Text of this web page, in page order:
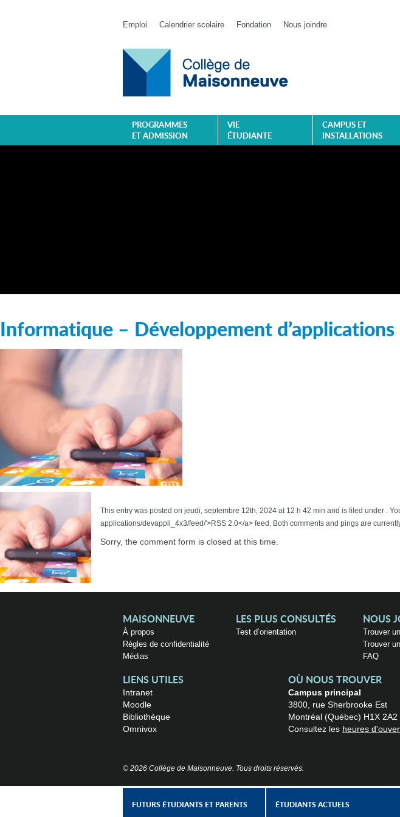
Emploi Calendrier scolaire Fondation Nous joindre
PROGRAMMES
ET ADMISSION
VIE
ÉTUDIANTE
CAMPUS ET
INSTALLATIONS
Informatique – Développement d’applications
This entry was posted on jeudi, septembre 12th, 2024 at 12 h 42 min and is filed under .
applications/devappli_4x3/feed/'>RSS 2.0</a> feed. Both comments and pings are
Sorry, the comment form is closed at this time.
MAISONNEUVE
À propos
Règles de confidentialité
Médias
LES PLUS CONSULTÉS
Test d’orientation
NOUS
Trouver
Trouver
FAQ
LIENS UTILES
Intranet
Moodle
Bibliothèque
Omnivox
OÙ NOUS TROUVER
Campus principal
3800, rue Sherbrooke Est
Montréal (Québec) H1X 2A2
Consultez les heures
© 2026 Collège de Maisonneuve. Tous droits réservés.
FUTURS ÉTUDIANTS ET PARENTS ÉTUDIANTS ACTUELS